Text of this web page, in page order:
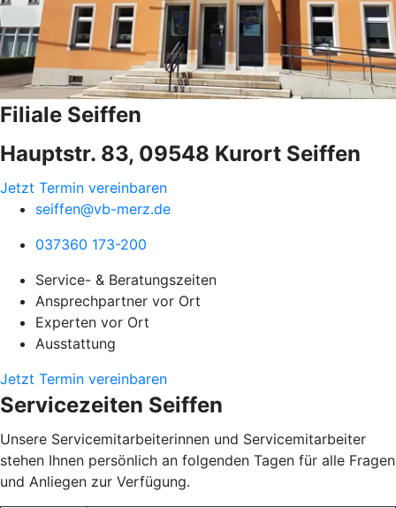
Filiale Seiffen
Hauptstr. 83, 09548 Kurort Seiffen
Jetzt Termin vereinbaren
seiffen@vb-merz.de
037360 173-200
Service- & Beratungszeiten
Ansprechpartner vor Ort
Experten vor Ort
Ausstattung
Jetzt Termin vereinbaren
Servicezeiten Seiffen
Unsere Servicemitarbeiterinnen und Servicemitarbeiter
stehen Ihnen persönlich an folgenden Tagen für alle Fragen
und Anliegen zur Verfügung.